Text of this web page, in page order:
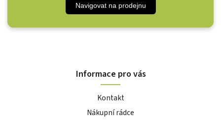
Navigovat na prodejnu
Informace pro vás
Kontakt
Nákupní rádce